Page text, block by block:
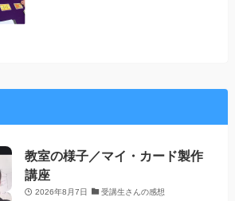
教室の様子／マイ・カード製作
講座
2026年8月7日 受講生さんの感想